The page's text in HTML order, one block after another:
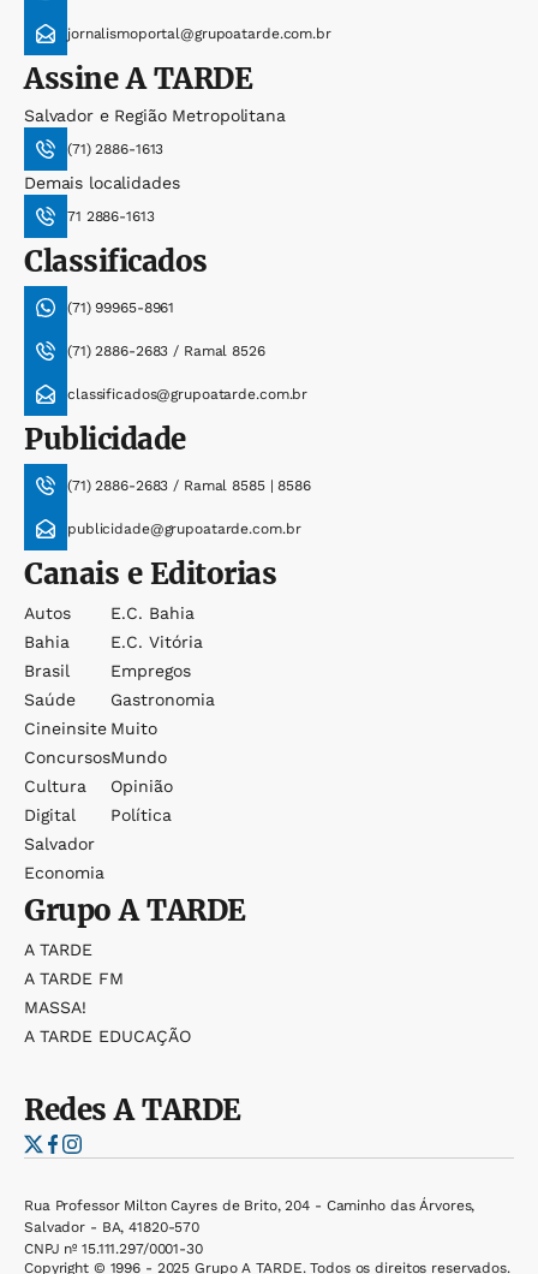
jornalismoportal@grupoatarde.com.br
AssineA TARDE
Salvador e Região Metropolitana
(71) 2886-1613
Demais localidades
71 2886-1613
Classificados
(71) 99965-8961
(71) 2886-2683 / Ramal 8526
classificados@grupoatarde.com.br
Publicidade
(71) 2886-2683 / Ramal 8585 | 8586
publicidade@grupoatarde.com.br
Canais e Editorias
Autos
Bahia
Brasil
Saúde
Cineinsite
Concursos
Cultura
Digital
Salvador
Economia
E.c. Bahia
E.c. Vitória
Empregos
Gastronomia
Muito
Mundo
Opinião
Política
GrupoA TARDE
A TARDE
A TARDE FM
MASSA!
A TARDE EDUCAÇÃO
RedesA TARDE
Rua Professor Milton Cayres de Brito, 204 - Caminho das Árvores,
Salvador - BA, 41820-570
CNPJ nº 15.111.297/0001-30
Copyright © 1996 - 2025 Grupo A TARDE. Todos os direitos reservados.